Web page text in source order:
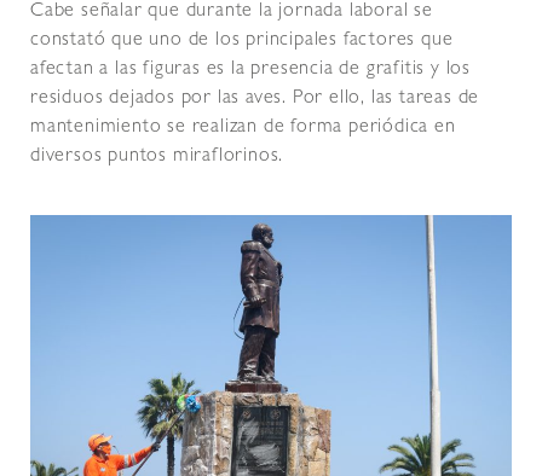
Cabe señalar que durante la jornada laboral se
constató que uno de los principales factores que
afectan a las figuras es la presencia de grafitis y los
residuos dejados por las aves. Por ello, las tareas de
mantenimiento se realizan de forma periódica en
diversos puntos miraflorinos.